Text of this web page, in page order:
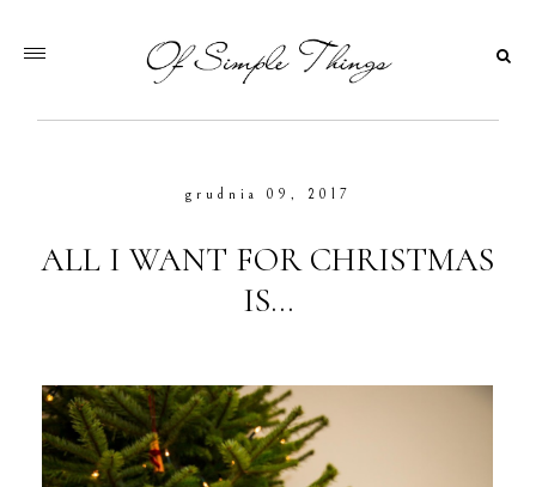
grudnia 09, 2017
ALL I WANT FOR CHRISTMAS
IS...